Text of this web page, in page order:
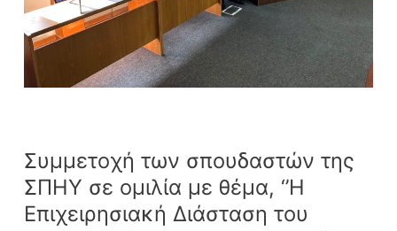
Συμμετοχή των σπουδαστών της
ΣΠΗΥ σε ομιλία με θέμα, ‘’Η
Επιχειρησιακή Διάσταση του
‘’Η
Επιχειρησιακή
Διάσταση
του
Κυβερνοχώρου
Απειλές’’